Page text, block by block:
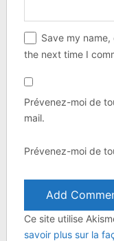
Save my
the next time I
Prévenez-moi de
mail.
Prévenez-moi de
Ce site utilise
savoir plus sur la